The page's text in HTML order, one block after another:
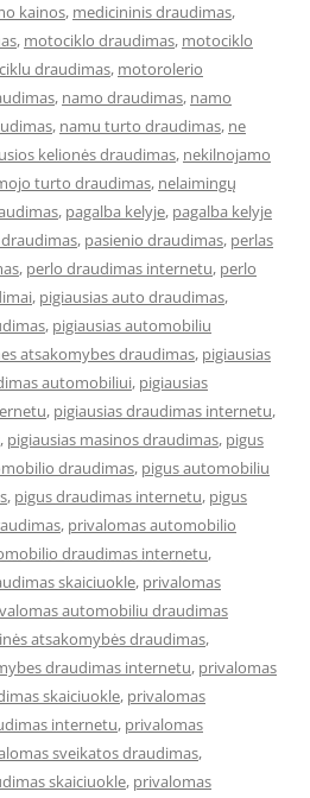
kainos, medicininis draudimas,
, motociklo draudimas, motociklo
draudimas, motorolerio
, namo draudimas, namo
, namu turto draudimas, ne
kelionės draudimas, nekilnojamo
turto draudimas, nelaimingų
, pagalba kelyje, pagalba kelyje
, pasienio draudimas, perlas
, perlo draudimas internetu, perlo
, pigiausias auto draudimas,
, pigiausias automobiliu
atsakomybes draudimas, pigiausias
automobiliui, pigiausias
, pigiausias draudimas internetu,
, pigiausias masinos draudimas, pigus
draudimas, pigus automobiliu
, pigus draudimas internetu, pigus
, privalomas automobilio
draudimas internetu,
skaiciuokle, privalomas
automobiliu draudimas
atsakomybės draudimas,
draudimas internetu, privalomas
skaiciuokle, privalomas
internetu, privalomas
sveikatos draudimas,
skaiciuokle, privalomas